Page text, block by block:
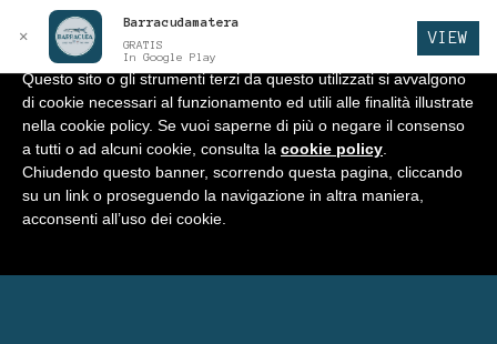
Vai
alla
navigazione
Vai
al
contenuto
BARRACUDA Menu
Home
Negozio
✕
Barracudamatera
GRATIS
In Google Play
VIEW
Informativa
Questo sito o gli strumenti terzi da questo utilizzati si avvalgono
di cookie necessari al funzionamento ed utili alle finalità illustrate
nella cookie policy. Se vuoi saperne di più o negare il consenso
a tutti o ad alcuni cookie, consulta la cookie policy
Chiudendo questo banner, scorrendo questa pagina, cliccando
su un link o proseguendo la navigazione in altra maniera,
acconsenti all’uso dei cookie.